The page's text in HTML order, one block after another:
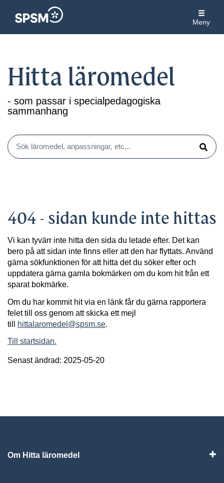
Meny
Hitta läromedel
- som passar i specialpedagogiska
sammanhang
Sök läromedel, anpassningar, etc...
Sök
404 - sidan kunde inte hittas
Vi kan tyvärr inte hitta den sida du letade efter. Det kan
bero på att sidan inte finns eller att den har flyttats. Använd
gärna sökfunktionen för att hitta det du söker efter och
uppdatera gärna gamla bokmärken om du kom hit från ett
sparat bokmärke.
Om du har kommit hit via en länk får du gärna rapportera
felet till oss genom att skicka ett mejl
till
hittalaromedel@spsm.se.
Till startsidan.
Senast ändrad: 2025-05-20
Om Hitta läromedel